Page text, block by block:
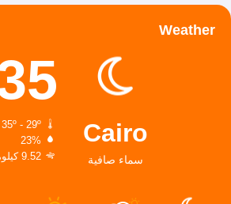
Weather
Cairo
سماء صافية
35º - 29º
23%
9.52 كيلومتر/ساعة